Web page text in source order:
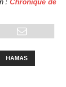
HAMAS